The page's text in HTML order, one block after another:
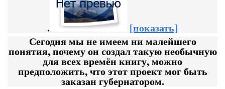
.
[показать]
Сегодня мы не имеем ни малейшего
понятия, почему он создал такую необычную
для всех времён книгу, можно
предположить, что этот проект мог быть
заказан губернатором.